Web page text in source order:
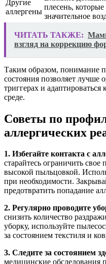
Другие
аллергены
плесень,
значительное
ЧИТАТЬ ТАКЖЕ:
взгляд на коррекцию
Таким образом, понимание
состояния позволяет лучше
триггерах и
среде.
Советы по
аллергических
1. Избегайте контакта с
старайтесь ограничить
высокой пыльцовкой.
при необходимости.
предотвратить попадание
2. Регулярно проводите
снизить количество
уборку, используйте
за состоянием текстиля и
3. Следите за состоянием
медицинские обследования